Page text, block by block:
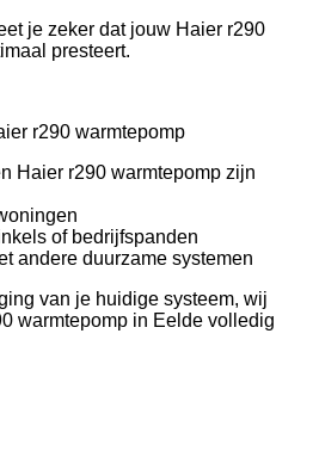
je zeker dat jouw Haier r290
presteert.
r290 warmtepomp
Haier r290 warmtepomp zijn
of bedrijfspanden
andere duurzame systemen
van je huidige systeem, wij
warmtepomp in Eelde volledig